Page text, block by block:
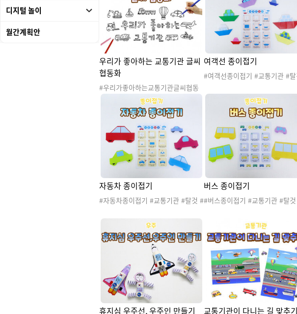
디지털 놀이
월간계획안
상교통기관 #해상교통기관 #항공교
통기관 #기차 #배 #비행기 #열기구
#오토바이 #우주선 #자동차 #잠수함
상교통기관 #해상교통기관 #항공
통기관 #기차 #배 #비행기 #열기
#오토바이 #우주선 #자동차 #잠
우리가 좋아하는 교통기관 글씨
협동화
#우리가좋아하는교통기관글씨협동
화 #교통기관 #교통기관놀이 #교통
기관도안 #교통기관활동 #육상교통
기관 #해상교통기관 #항공교통기관
#교통기관환경 #교통기관환경구성
#환경구성 #교통기관만들기 #협동
화 #미술활동 #색칠하기 #협동작품
#콜라주 #글씨협동화
여객선 종이접기
#여객선종이접기 #교통기관 #
놀이 #교통기관활동 #교통기관
기 #교통기관게시판 #교통기관환
판 #교통기관프로젝트 #교통기관
이접기 #게시판꾸미기 #환경판꾸
기 #종이접기 #색종이접기 #소근
발달 #여름 #20260801교통기
동 #20260801교통기관미술활
자동차 종이접기
#자동차종이접기 #교통기관 #탈것 #
놀이 #교통기관활동 #교통기관꾸미
기 #교통기관게시판 #교통기관환경
판 #교통기관프로젝트 #교통기관종
이접기 #게시판꾸미기 #환경판꾸미
기 #종이접기 #색종이접기 #소근육
발달 #20260801교통기관활동 #20
260801교통기관미술활동
버스 종이접기
#버스종이접기 #교통기관 #탈
이 #교통기관활동 #교통기관꾸미
#교통기관게시판 #교통기관환
#교통기관프로젝트 #교통기관
접기 #게시판꾸미기 #환경판꾸
#종이접기 #색종이접기 #소근
달 #20260801교통기관활동
0801교통기관미술활동
휴지심 우주선, 우주인 만들기 교통기관이 다니는 길 맞추기